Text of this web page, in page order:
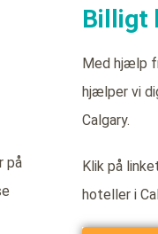
på
Billigt
Med hjælp
hjælper vi
Calgary.
Klik på
hoteller i